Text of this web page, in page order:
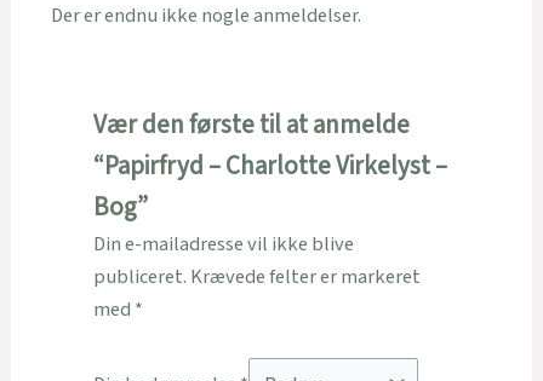
Der er endnu ikke nogle anmeldelser.
Vær den første til at anmelde
“Papirfryd – Charlotte Virkelyst –
Bog”
Din e-mailadresse vil ikke blive
publiceret. Krævede felter er markeret
med *